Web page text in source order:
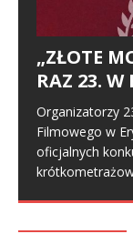
„ZŁOTE
RAZ 23. W
Organizatorzy
Filmowego w
oficjalnych